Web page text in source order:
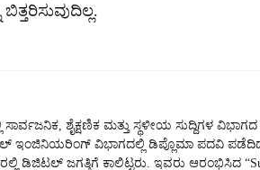
ಸಾರ್ವಜನಿಕ, ಶೈಕ್ಷಣಿಕ ಮತ್ತು ಸ್ಥಳೀಯ ಸುದ್ದಿಗಳ
ಇಂಜಿನಿಯರಿಂಗ್ ವಿಭಾಗದಲ್ಲಿ ಡಿಪ್ಲೊಮಾ ಪದವಿ
ಡಿಜಿಟಲ್ ಜಗತ್ತಿಗೆ ಕಾಲಿಟ್ಟರು. ಇವರು ಆರಂಭಿಸಿದ